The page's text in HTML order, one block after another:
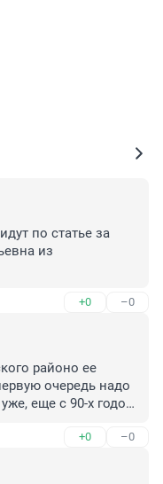
по статье за
из
+0 –0
районо ее
очередь надо
еще с 90-х годов
+0 –0